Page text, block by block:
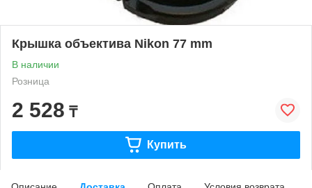
Крышка объектива Nikon 77 mm
В наличии
Розница
2 528 ₸
Купить